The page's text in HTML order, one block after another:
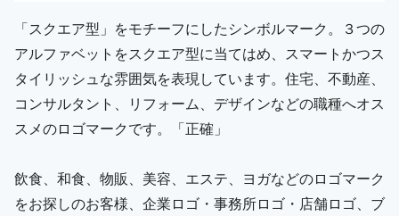
「スクエア型」をモチーフにしたシンボルマーク。３つの
アルファベットをスクエア型に当てはめ、スマートかつス
タイリッシュな雰囲気を表現しています。住宅、不動産、
コンサルタント、リフォーム、デザインなどの職種へオス
スメのロゴマークです。「正確」
飲食、和食、物販、美容、エステ、ヨガなどのロゴマーク
をお探しのお客様、企業ロゴ・事務所ロゴ・店舗ロゴ、ブ